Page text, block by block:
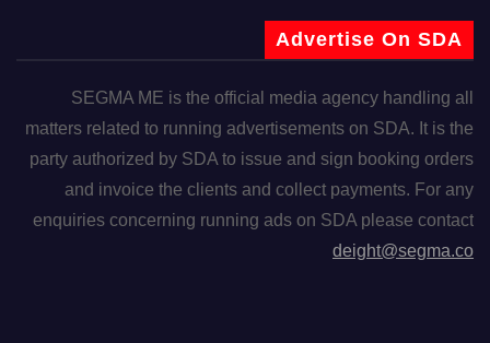
Advertise On SDA
SEGMA ME is the official media agency handling all
matters related to running advertisements on SDA. It is the
party authorized by SDA to issue and sign booking orders
and invoice the clients and collect payments. For any
enquiries concerning running ads on SDA please contact
deight@segma.co